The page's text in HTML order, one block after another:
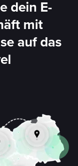
dein E-
mit
auf das